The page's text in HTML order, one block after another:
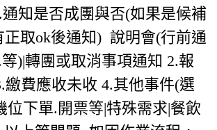
知是否成團與否(如果是候補
正取ok後通知) 說明會(行前通
)|轉團或取消事項通知 2.報
繳費應收未收 4.其他事件(選
位下單.開票等|特殊需求|餐飲